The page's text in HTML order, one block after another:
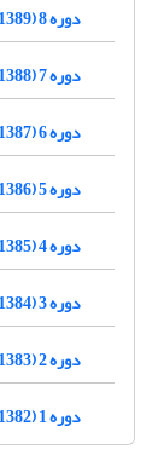
دوره 8 (1389)
دوره 7 (1388)
دوره 6 (1387)
دوره 5 (1386)
دوره 4 (1385)
دوره 3 (1384)
دوره 2 (1383)
دوره 1 (1382)